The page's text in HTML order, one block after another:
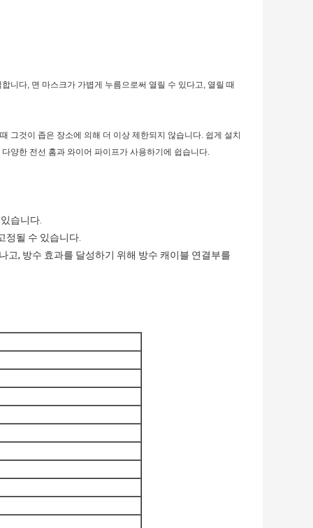
니다, 면 마스크가 가볍게 누름으로써 열릴 수 있다고, 열릴 때
그것이 좁은 장소에 의해 더 이상 제한되지 않습니다. 쉽게 설치
양한 전선 홈과 와이어 파이프가 사용하기에 쉽습니다.
습니다.
정될 수 있습니다.
고, 방수 효과를 달성하기 위해 방수 캐이블 연결부를